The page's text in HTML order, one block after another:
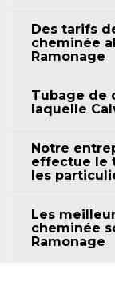
Des tarifs
cheminée
Ramonage
Tubage de
laquelle
Notre
effectue le
les
Les
cheminée
Ramonage